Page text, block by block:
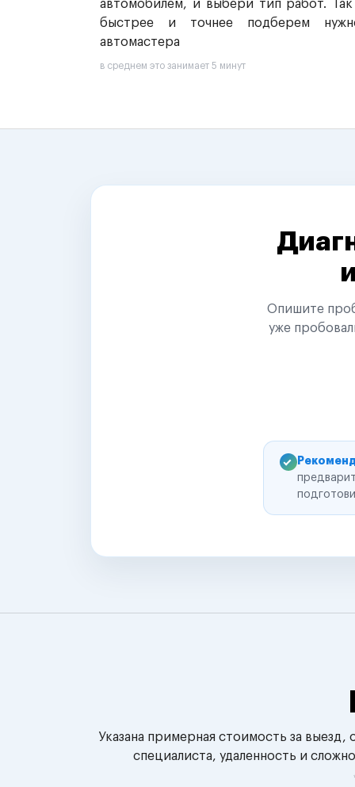
автомобилем, и выбери тип работ.
быстрее и точнее подберем
автомастера
в среднем это занимает 5 минут
Опишите
уже
Указана примерная стоимость за
специалиста, удаленность и